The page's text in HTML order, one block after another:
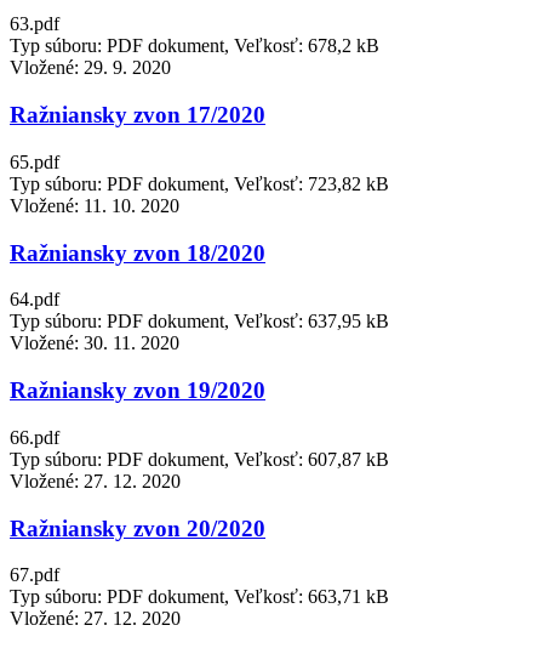
63.pdf
Typ súboru: PDF dokument, Veľkosť: 678,2 kB
Vložené: 29. 9. 2020
Ražniansky zvon 17/2020
65.pdf
Typ súboru: PDF dokument, Veľkosť: 723,82 kB
Vložené: 11. 10. 2020
Ražniansky zvon 18/2020
64.pdf
Typ súboru: PDF dokument, Veľkosť: 637,95 kB
Vložené: 30. 11. 2020
Ražniansky zvon 19/2020
66.pdf
Typ súboru: PDF dokument, Veľkosť: 607,87 kB
Vložené: 27. 12. 2020
Ražniansky zvon 20/2020
67.pdf
Typ súboru: PDF dokument, Veľkosť: 663,71 kB
Vložené: 27. 12. 2020